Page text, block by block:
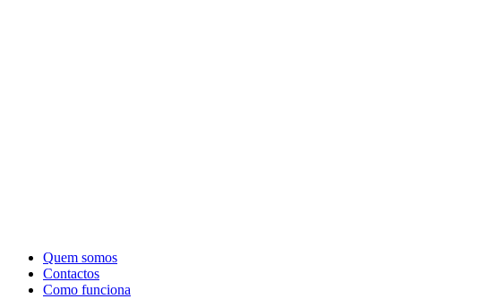
Quem somos
Contactos
Como funciona